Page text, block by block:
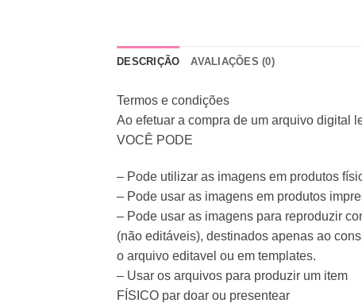
DESCRIÇÃO AVALIAÇÕES (0)
Termos e condições
Ao efetuar a compra de um arquivo digital
VOCÊ PODE
– Pode utilizar as imagens em produtos
– Pode usar as imagens em produtos
– Pode usar as imagens para reproduzir
(não editáveis), destinados apenas ao
o arquivo editavel ou em templates.
– Usar os arquivos para produzir um item
FÍSICO par doar ou presentear